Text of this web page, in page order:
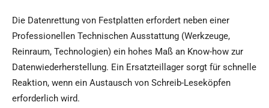
Die Datenrettung von Festplatten erfordert neben einer
Professionellen Technischen Ausstattung (Werkzeuge,
Reinraum, Technologien) ein hohes Maß an Know-how zur
Datenwiederherstellung. Ein Ersatzteillager sorgt für schnelle
Reaktion, wenn ein Austausch von Schreib-Leseköpfen
erforderlich wird.